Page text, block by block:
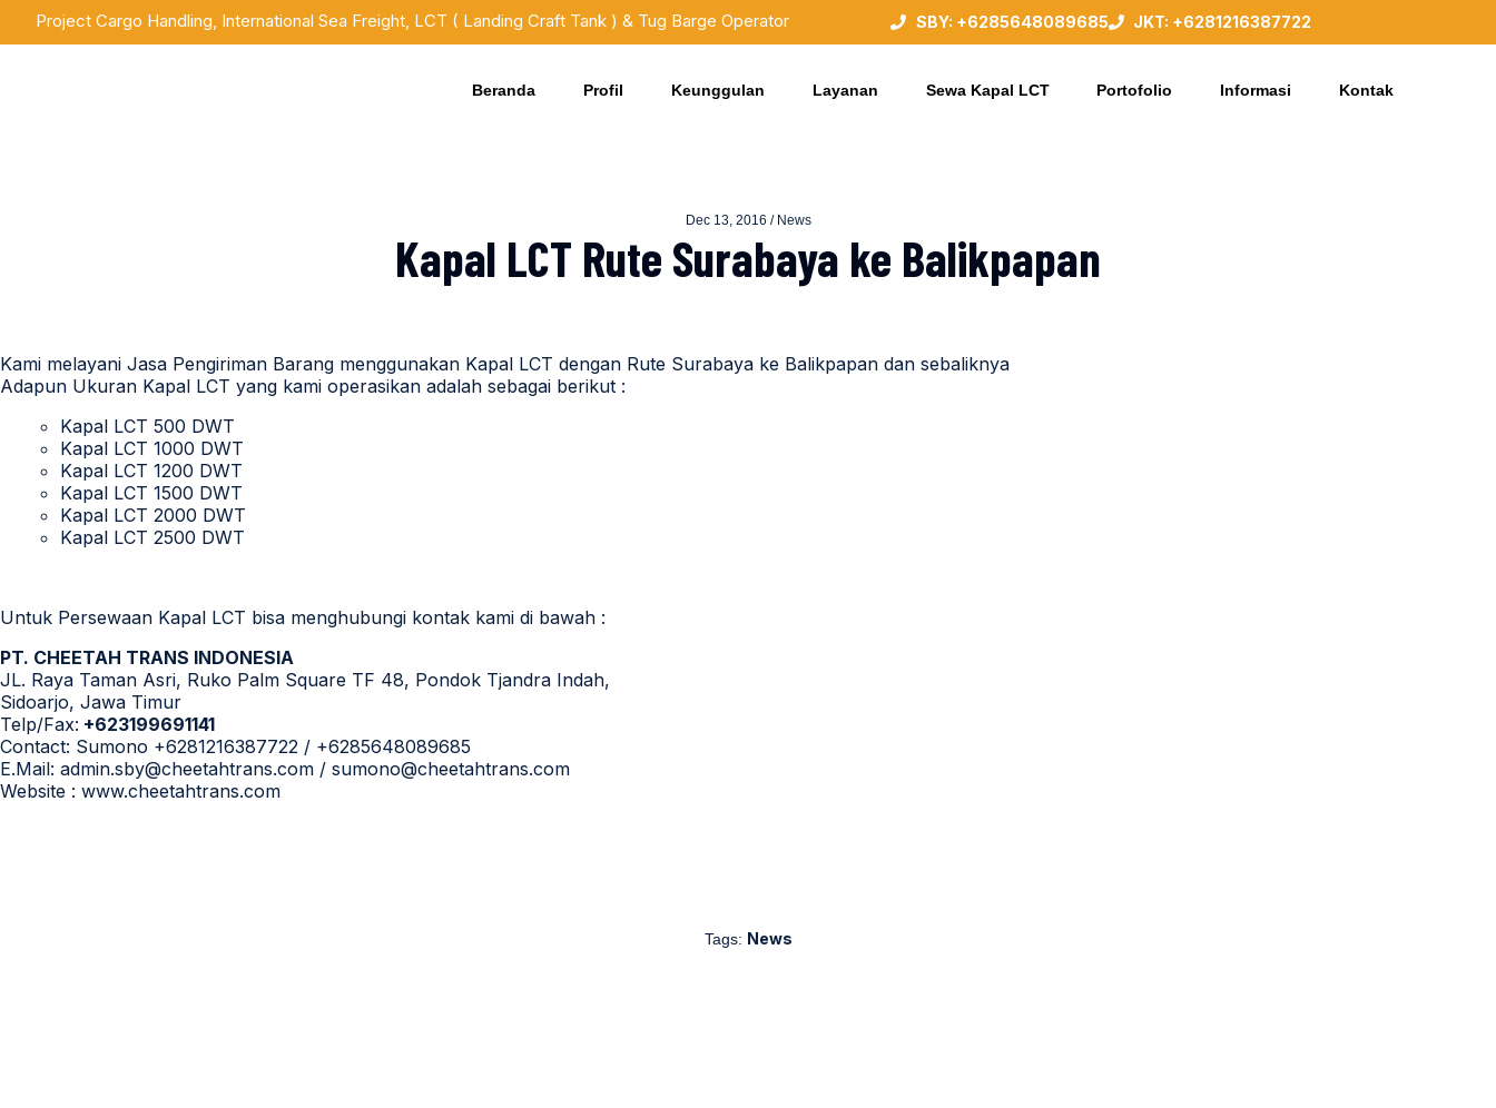
Project Cargo Handling, International Sea Freight, LCT ( Landing Craft Tank ) & Tug Barge Operator SBY: +6285648089685 JKT: +6281216387722
Beranda Profil Keunggulan Layanan Sewa Kapal LCT Portofolio Informasi Kontak
Dec 13, 2016 / News
Kapal LCT Rute Surabaya ke Balikpapan
Kami melayani Jasa Pengiriman Barang menggunakan Kapal LCT dengan Rute Surabaya ke Balikpapan dan sebaliknya
Adapun Ukuran Kapal LCT yang kami operasikan adalah sebagai berikut :
Kapal LCT 500 DWT
Kapal LCT 1000 DWT
Kapal LCT 1200 DWT
Kapal LCT 1500 DWT
Kapal LCT 2000 DWT
Kapal LCT 2500 DWT
Untuk Persewaan Kapal LCT bisa menghubungi kontak kami di bawah :
PT. CHEETAH TRANS INDONESIA
JL. Raya Taman Asri, Ruko Palm Square TF 48, Pondok Tjandra Indah,
Sidoarjo, Jawa Timur
Telp/Fax: +623199691141
Contact: Sumono +6281216387722 / +6285648089685
E.Mail: admin.sby@cheetahtrans.com / sumono@cheetahtrans.com
Website : www.cheetahtrans.com
Tags: News